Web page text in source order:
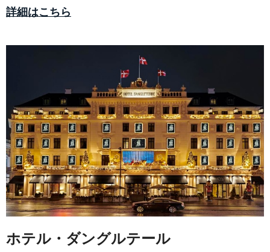
詳細はこちら
ホテル・ダングルテール